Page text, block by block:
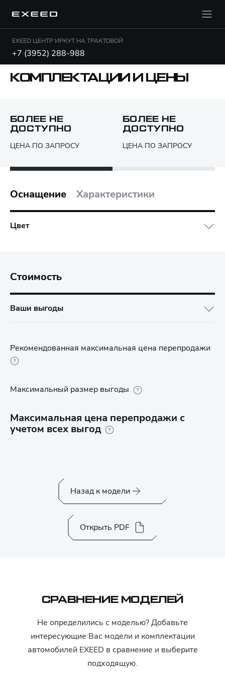
EXEED ЦЕНТР ИРКУТ НА ТРАКТОВОЙ
+7 (3952) 288-988
КОМПЛЕКТАЦИИ И ЦЕНЫ
БОЛЕЕ НЕ
ДОСТУПНО
ЦЕНА ПО ЗАПРОСУ
БОЛЕЕ НЕ
ДОСТУПНО
ЦЕНА ПО ЗАПРОСУ
Оснащение Характеристики
Цвет
Стоимость
Ваши выгоды
Рекомендованная максимальная цена перепродажи
Максимальный размер выгоды
Максимальная цена перепродажи с
учетом всех выгод
Назад к модели
Открыть PDF
СРАВНЕНИЕ МОДЕЛЕЙ
Не определились с моделью? Добавьте
интересующие Вас модели и комплектации
автомобилей EXEED в сравнение и выберите
подходящую.